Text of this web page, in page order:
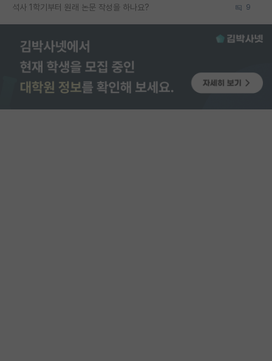
석사 1학기부터 원래 논문 작성을 하나요? 9